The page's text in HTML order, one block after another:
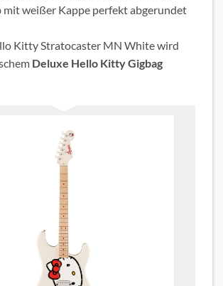
weißer Kappe perfekt abgerundet
Kitty Stratocaster MN White wird
Deluxe Hello Kitty Gigbag